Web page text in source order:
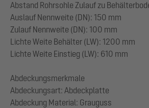
Abstand Rohrsohle Zulauf zu
Auslauf Nennweite (DN): 150 mm
Zulauf Nennweite (DN): 100 mm
Lichte Weite Behälter (LW): 1200 mm
Lichte Weite Einstieg (LW): 610 mm
Abdeckungsmerkmale
Abdeckungsart: Abdeckplatte
Abdeckung Material: Grauguss